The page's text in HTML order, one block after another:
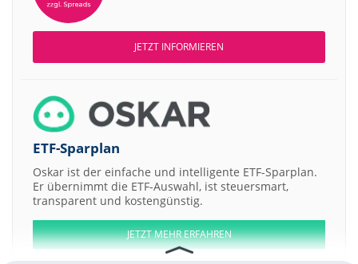
JETZT INFORMIEREN
ETF-Sparplan
Oskar ist der einfache und intelligente ETF-Sparplan.
Er übernimmt die ETF-Auswahl, ist steuersmart,
transparent und kostengünstig.
JETZT MEHR ERFAHREN